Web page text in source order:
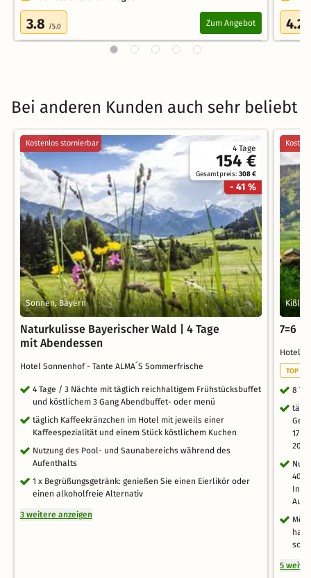
3.8 /5.0 Zum Angebot 4.2
Bei anderen Kunden auch sehr beliebt
4 Tage
154 €
Gesamtpreis:308 €
- 41 %
Kostenlos stornierbar
Sonnen, Bayern
Naturkulisse Bayerischer Wald | 4 Tage
mit Abendessen
Hotel Sonnenhof - Tante ALMA´S Sommerfrische
4 Tage / 3 Nächte mit täglich reichhaltigem Frühstücksbuffet
und köstlichem 3 Gang Abendbuffet- oder menü
täglich Kaffeekränzchen im Hotel mit jeweils einer
Kaffeespezialität und einem Stück köstlichem Kuchen
Nutzung des Pool- und Saunabereichs während des
Aufenthalts
1 x Begrüßungsgetränk: genießen Sie einen Eierlikör oder
einen alkoholfreie Alternativ
3 weitere anzeigen
7=6
Hotel
TOP
8
17
5